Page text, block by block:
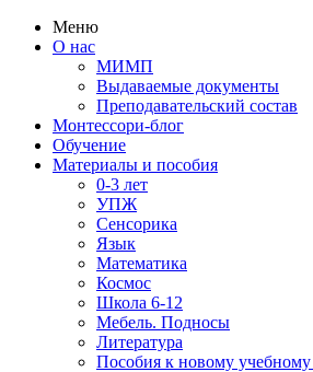
Меню
О нас
МИМП
Выдаваемые документы
Преподавательский состав
Монтессори-блог
Обучение
Материалы и пособия
0-3 лет
УПЖ
Сенсорика
Язык
Математика
Космос
Школа 6-12
Мебель. Подносы
Литература
Пособия к новому учебному